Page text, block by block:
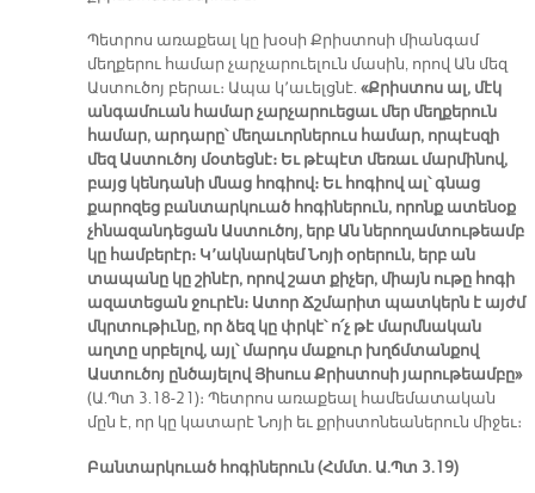
Պետրոս առաքեալ կը խօսի Քրիստոսի միանգամ
մեղքերու համար չարչարուելուն մասին, որով Ան մեզ
Աստուծոյ բերաւ։ Ապա կ՚աւելցնէ. «Քրիստոս ալ, մէկ
անգամուան համար չարչարուեցաւ մեր մեղքերուն
համար, արդարը՝ մեղաւորներուս համար, որպէսզի
մեզ Աստուծոյ մօտեցնէ։ Եւ թէպէտ մեռաւ մարմինով,
բայց կենդանի մնաց հոգիով։ Եւ հոգիով ալ՝ գնաց
քարոզեց բանտարկուած հոգիներուն, որոնք ատենօք
չհնազանդեցան Աստուծոյ, երբ Ան ներողամտութեամբ
կը համբերէր։ Կ՚ակնարկեմ Նոյի օրերուն, երբ ան
տապանը կը շինէր, որով շատ քիչեր, միայն ութը հոգի
ազատեցան ջուրէն։ Ատոր Ճշմարիտ պատկերն է այժմ
մկրտութիւնը, որ ձեզ կը փրկէ՝ ո՛չ թէ մարմնական
աղտը սրբելով, այլ՝ մարդս մաքուր խղճմտանքով
Աստուծոյ ընծայելով Յիսուս Քրիստոսի յարութեամբը»
(Ա.Պտ 3.18-21)։ Պետրոս առաքեալ համեմատական
մըն է, որ կը կատարէ Նոյի եւ քրիստոնեաներուն միջեւ։
Բանտարկուած հոգիներուն (Հմմտ. Ա.Պտ 3.19)